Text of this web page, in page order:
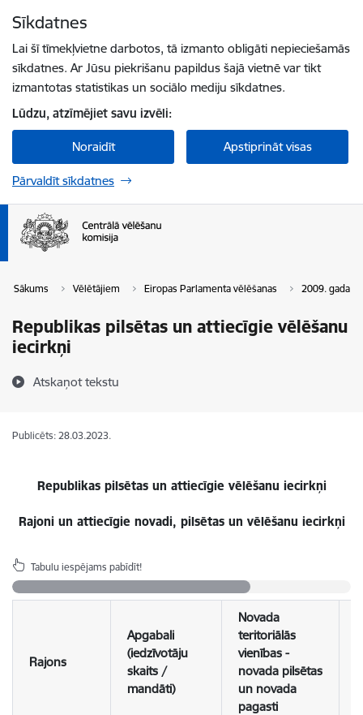
Sīkdatnes
Lai šī tīmekļvietne darbotos, tā izmanto obligāti nepieciešamās
sīkdatnes. Ar Jūsu piekrišanu papildus šajā vietnē var tikt
izmantotas statistikas un sociālo mediju sīkdatnes.
Lūdzu, atzīmējiet savu izvēli:
Noraidīt Apstiprināt visas
Pārvaldīt sīkdatnes
Sākums Vēlētājiem Eiropas Parlamenta vēlēšanas 2009. gada
Republikas pilsētas un attiecīgie vēlēšanu
iecirkņi
Atskaņot tekstu
Publicēts: 28.03.2023.
Republikas pilsētas un attiecīgie vēlēšanu iecirkņi
Rajoni un attiecīgie novadi, pilsētas un vēlēšanu iecirkņi
Tabulu iespējams pabīdīt!
Rajons
Apgabali
(iedzīvotāju
skaits /
mandāti)
Novada
teritoriālās
vienības -
novada pilsētas
un novada
pagasti